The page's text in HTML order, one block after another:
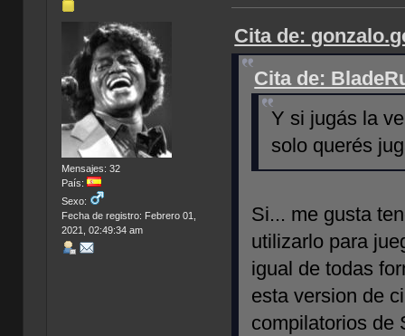
Mensajes: 32
País:
Sexo:
Fecha de registro: Febrero 01,
2021, 02:49:34 am
Cita de:
Cita de:
Y si jugás la
solo querés
Si... me gusta
utilizarlo para
igual de todas
esta version de
compilatorios de